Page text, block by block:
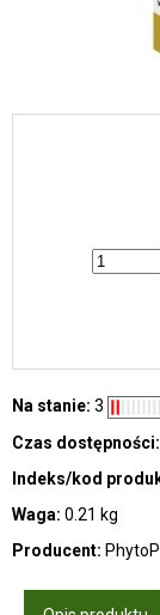
Na stanie: 3
Czas dostępności:
Indeks/kod
Waga: 0.21 kg
Producent: